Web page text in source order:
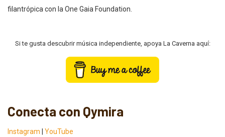
filantrópica con la One Gaia Foundation.
Si te gusta descubrir música independiente, apoya La Caverna aquí:
Conecta con Qymira
Instagram YouTube